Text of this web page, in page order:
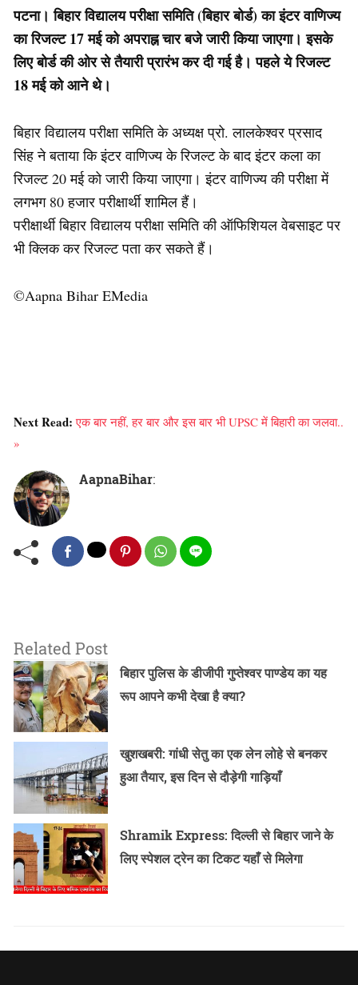
पटना। बिहार विद्यालय परीक्षा समिति (बिहार बोर्ड) का इंटर वाणिज्य
का रिजल्ट 17 मई को अपराह्न चार बजे जारी किया जाएगा। इसके
लिए बोर्ड की ओर से तैयारी प्रारंभ कर दी गई है। पहले ये रिजल्ट
18 मई को आने थे।
बिहार विद्यालय परीक्षा समिति के अध्यक्ष प्रो. लालकेश्वर प्रसाद
सिंह ने बताया कि इंटर वाणिज्य के रिजल्ट के बाद इंटर कला का
रिजल्ट 20 मई को जारी किया जाएगा। इंटर वाणिज्य की परीक्षा में
लगभग 80 हजार परीक्षार्थी शामिल हैं।
परीक्षार्थी बिहार विद्यालय परीक्षा समिति की ऑफिशियल वेबसाइट पर
भी क्लिक कर रिजल्ट पता कर सकते हैं।
©Aapna Bihar EMedia
Next Read:एक बार नहीं, हर बार और इस बार भी UPSC में बिहारी का जलवा..
»
AapnaBihar:
Related Post
बिहार पुलिस के डीजीपी गुप्तेश्वर पाण्डेय का यह
रूप आपने कभी देखा है क्या?
खुशखबरी: गांधी सेतु का एक लेन लोहे से बनकर
हुआ तैयार, इस दिन से दौड़ेगी गाड़ियाँ
Shramik Express: दिल्ली से बिहार जाने के
लिए स्पेशल ट्रेन का टिकट यहाँ से मिलेगा